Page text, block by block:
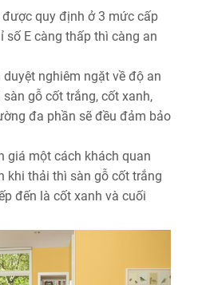
quy định ở 3 mức cấp
số E càng thấp thì càng an
nghiêm ngặt về độ an
gỗ cốt trắng, cốt xanh,
đa phần sẽ đều đảm bảo
giá một cách khách quan
khi thải thì sàn gỗ cốt trắng
đến là cốt xanh và cuối